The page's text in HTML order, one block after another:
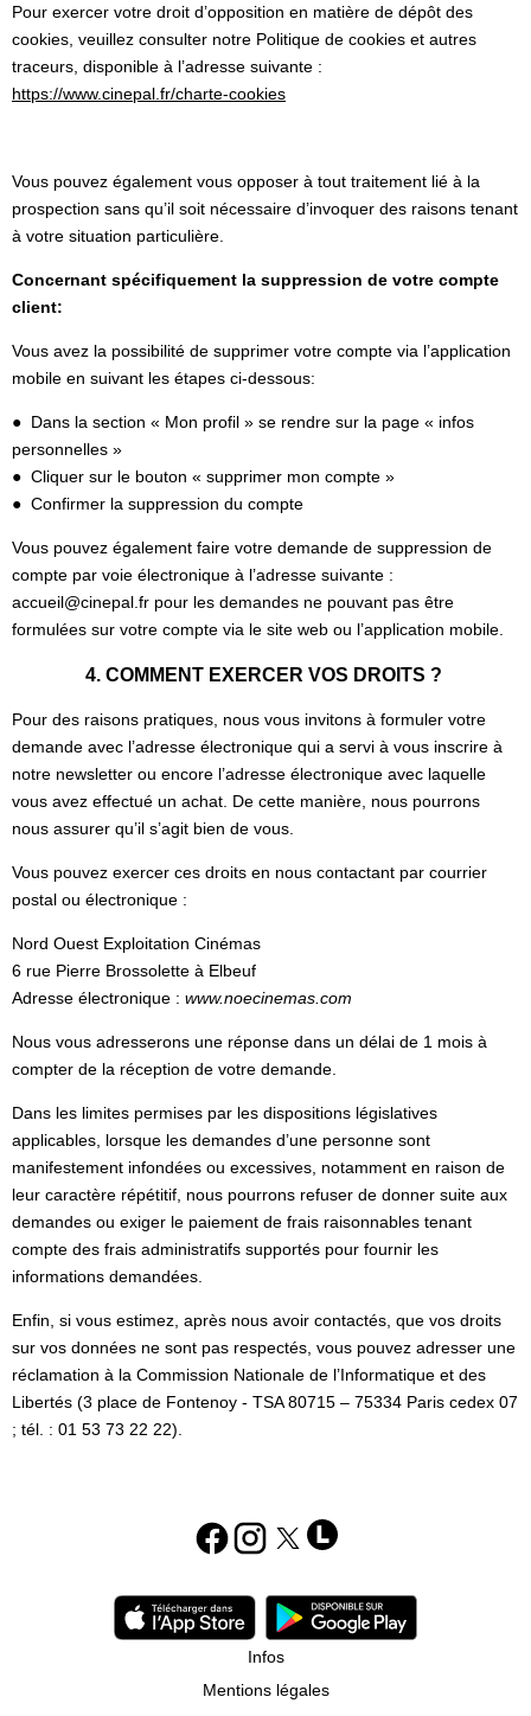
Pour exercer votre droit d’opposition en matière de dépôt des
cookies, veuillez consulter notre Politique de cookies et autres
traceurs, disponible à l’adresse suivante :
https://www.cinepal.fr/charte-cookies
Vous pouvez également vous opposer à tout traitement lié à la
prospection sans qu’il soit nécessaire d’invoquer des raisons tenant
à votre situation particulière.
Concernant spécifiquement la suppression de votre compte
client:
Vous avez la possibilité de supprimer votre compte via l’application
mobile en suivant les étapes ci-dessous:
● Dans la section « Mon profil » se rendre sur la page « infos
personnelles »
● Cliquer sur le bouton « supprimer mon compte »
● Confirmer la suppression du compte
Vous pouvez également faire votre demande de suppression de
compte par voie électronique à l’adresse suivante :
accueil@cinepal.fr pour les demandes ne pouvant pas être
formulées sur votre compte via le site web ou l’application mobile.
4. COMMENT EXERCER VOS DROITS ?
Pour des raisons pratiques, nous vous invitons à formuler votre
demande avec l’adresse électronique qui a servi à vous inscrire à
notre newsletter ou encore l’adresse électronique avec laquelle
vous avez effectué un achat. De cette manière, nous pourrons
nous assurer qu’il s’agit bien de vous.
Vous pouvez exercer ces droits en nous contactant par courrier
postal ou électronique :
Nord Ouest Exploitation Cinémas
6 rue Pierre Brossolette à Elbeuf
Adresse électronique : www.noecinemas.com
Nous vous adresserons une réponse dans un délai de 1 mois à
compter de la réception de votre demande.
Dans les limites permises par les dispositions législatives
applicables, lorsque les demandes d’une personne sont
manifestement infondées ou excessives, notamment en raison de
leur caractère répétitif, nous pourrons refuser de donner suite aux
demandes ou exiger le paiement de frais raisonnables tenant
compte des frais administratifs supportés pour fournir les
informations demandées.
Enfin, si vous estimez, après nous avoir contactés, que vos droits
sur vos données ne sont pas respectés, vous pouvez adresser une
réclamation à la Commission Nationale de l’Informatique et des
Libertés (3 place de Fontenoy - TSA 80715 – 75334 Paris cedex 07
; tél. : 01 53 73 22 22).
Infos
Mentions légales